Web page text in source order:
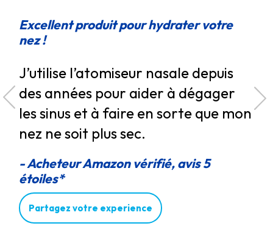
Excellent produit pour hydrater votre
nez !
J’utilise l’atomiseur nasale depuis
des années pour aider à dégager
les sinus et à faire en sorte que mon
nez ne soit plus sec.
- Acheteur Amazon vérifié, avis 5
étoiles*
Partagez votre experience